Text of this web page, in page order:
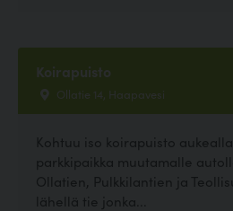
Koirapuisto
Ollatie 14, Haapavesi
Kohtuu iso koirapuisto
parkkipaikka muutamalle
Ollatien, Pulkkilantien ja
lähellä tie jonka...